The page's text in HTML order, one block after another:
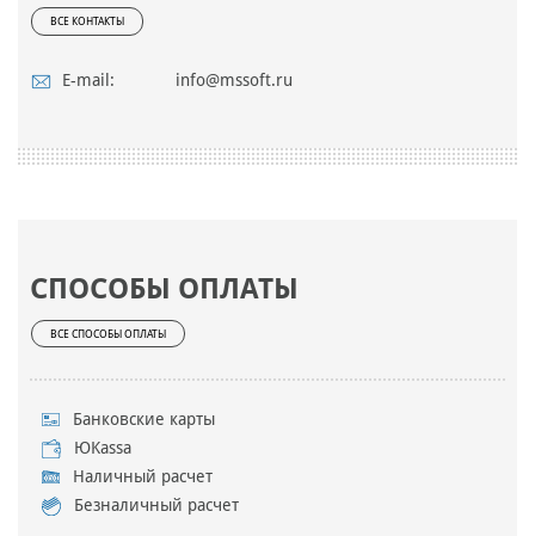
ВСЕ КОНТАКТЫ
E-mail: info@mssoft.ru
СПОСОБЫ ОПЛАТЫ
ВСЕ СПОСОБЫ ОПЛАТЫ
Банковские карты
ЮKassa
Наличный расчет
Безналичный расчет